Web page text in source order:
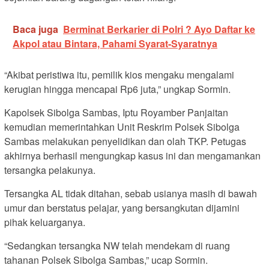
Baca juga Berminat Berkarier di Polri ? Ayo Daftar ke
Akpol atau Bintara, Pahami Syarat-Syaratnya
“Akibat peristiwa itu, pemilik kios mengaku mengalami
kerugian hingga mencapai Rp6 juta,” ungkap Sormin.
Kapolsek Sibolga Sambas, Iptu Royamber Panjaitan
kemudian memerintahkan Unit Reskrim Polsek Sibolga
Sambas melakukan penyelidikan dan olah TKP. Petugas
akhirnya berhasil mengungkap kasus ini dan mengamankan
tersangka pelakunya.
Tersangka AL tidak ditahan, sebab usianya masih di bawah
umur dan berstatus pelajar, yang bersangkutan dijamini
pihak keluarganya.
“Sedangkan tersangka NW telah mendekam di ruang
tahanan Polsek Sibolga Sambas,” ucap Sormin.